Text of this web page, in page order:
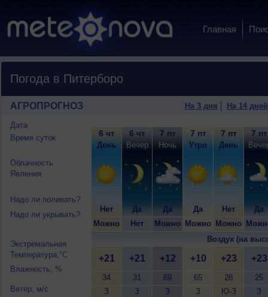
Главная
Погода в Питерборо
АГРОПРОГНОЗ На 3 дня На 14 дней
Дата
Время суток
Облачность
Явления
Надо ли поливать?
Надо ли укрывать?
Экстремальная
Температура,°C
Влажность, %
Ветер, м/с
6 чт
День
Нет
Можно
6 чт
Вечер
Да
Нет
7 пт
Ночь
Да
Можно
7 пт
Утро
Да
Можно
7 пт
День
Нет
Можно
7 пт
Да
Воздух (на
+21
34
З
+21
31
З
+12
69
З
+10
65
З
+23
28
Ю-З
+23
25
З